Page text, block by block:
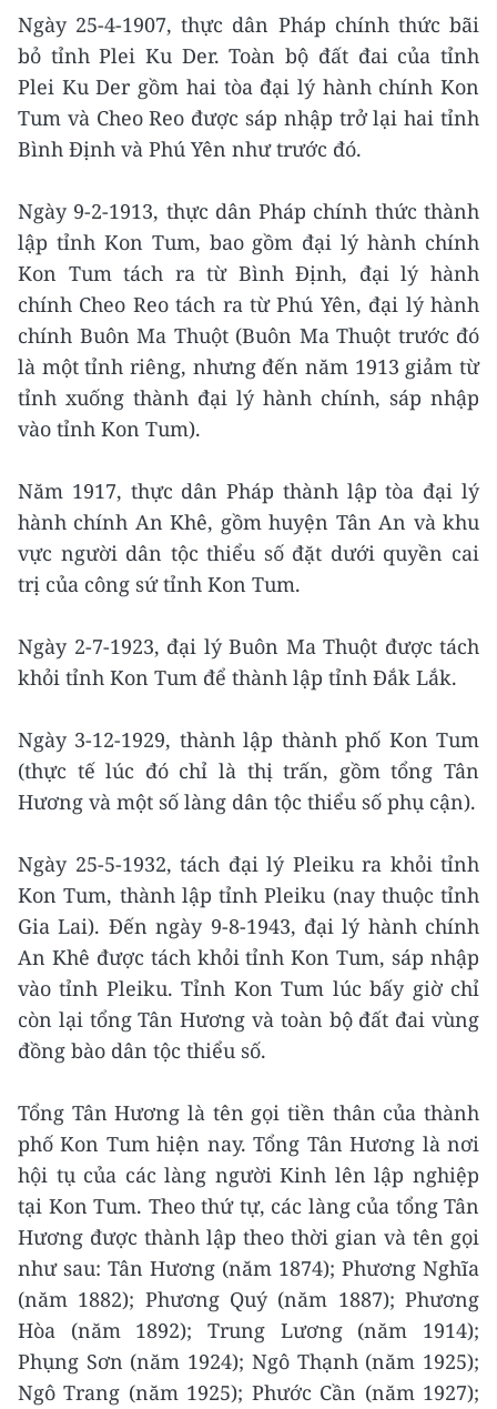
Ngày 25-4-1907, thực dân Pháp chính thức bãi
bỏ tỉnh Plei Ku Der. Toàn bộ đất đai của tỉnh
Plei Ku Der gồm hai tòa đại lý hành chính Kon
Tum và Cheo Reo được sáp nhập trở lại hai tỉnh
Bình Định và Phú Yên như trước đó.
Ngày 9-2-1913, thực dân Pháp chính thức thành
lập tỉnh Kon Tum, bao gồm đại lý hành chính
Kon Tum tách ra từ Bình Định, đại lý hành
chính Cheo Reo tách ra từ Phú Yên, đại lý hành
chính Buôn Ma Thuột (Buôn Ma Thuột trước đó
là một tỉnh riêng, nhưng đến năm 1913 giảm từ
tỉnh xuống thành đại lý hành chính, sáp nhập
vào tỉnh Kon Tum).
Năm 1917, thực dân Pháp thành lập tòa đại lý
hành chính An Khê, gồm huyện Tân An và khu
vực người dân tộc thiểu số đặt dưới quyền cai
trị của công sứ tỉnh Kon Tum.
Ngày 2-7-1923, đại lý Buôn Ma Thuột được tách
khỏi tỉnh Kon Tum để thành lập tỉnh Đắk Lắk.
Ngày 3-12-1929, thành lập thành phố Kon Tum
(thực tế lúc đó chỉ là thị trấn, gồm tổng Tân
Hương và một số làng dân tộc thiểu số phụ cận).
Ngày 25-5-1932, tách đại lý Pleiku ra khỏi tỉnh
Kon Tum, thành lập tỉnh Pleiku (nay thuộc tỉnh
Gia Lai). Đến ngày 9-8-1943, đại lý hành chính
An Khê được tách khỏi tỉnh Kon Tum, sáp nhập
vào tỉnh Pleiku. Tỉnh Kon Tum lúc bấy giờ chỉ
còn lại tổng Tân Hương và toàn bộ đất đai vùng
đồng bào dân tộc thiểu số.
Tổng Tân Hương là tên gọi tiền thân của thành
phố Kon Tum hiện nay. Tổng Tân Hương là nơi
hội tụ của các làng người Kinh lên lập nghiệp
tại Kon Tum. Theo thứ tự, các làng của tổng Tân
Hương được thành lập theo thời gian và tên gọi
như sau: Tân Hương (năm 1874); Phương Nghĩa
(năm 1882); Phương Quý (năm 1887); Phương
Hòa (năm 1892); Trung Lương (năm 1914);
Phụng Sơn (năm 1924); Ngô Thạnh (năm 1925);
Ngô Trang (năm 1925); Phước Cần (năm 1927);